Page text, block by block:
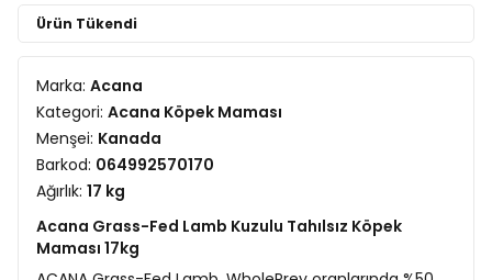
Ürün Tükendi
Marka: Acana
Kategori: Acana Köpek Maması
Menşei: Kanada
Barkod: 064992570170
Ağırlık: 17 kg
Acana Grass-Fed Lamb Kuzulu Tahılsız Köpek
Maması 17kg